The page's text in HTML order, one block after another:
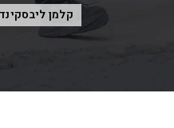
קלמן ליבסקינד